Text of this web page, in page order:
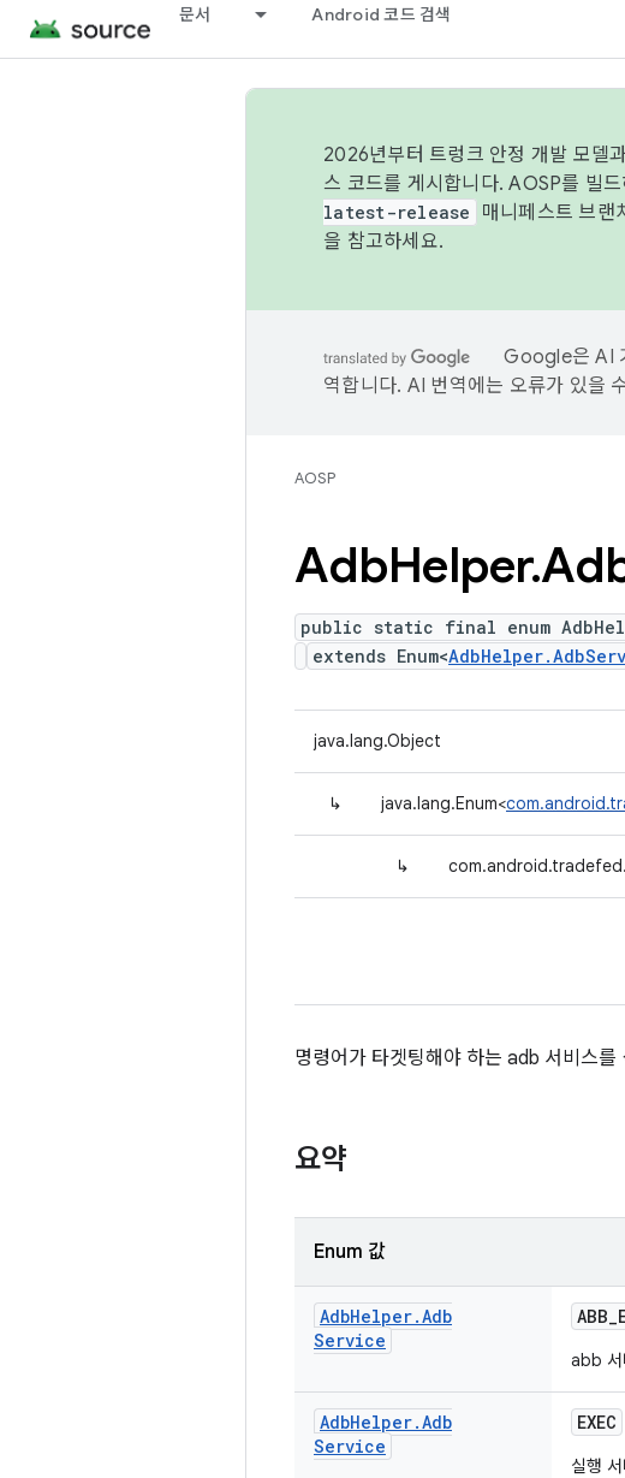
문서 Android 코드 검색
2026년부터 트렁크 안정 개발 모델
스 코드를 게시합니다. AOSP를 빌
latest-release
매니페스트 브랜
을 참고하세요.
Google은 AI
역합니다. AI 번역에는 오류가 있을
AOSP
AdbHelper.
public static final enum
extends Enum<
java.lang.Object
↳ java.lang.Enum<
↳
명령어가 타겟팅해야 하는 adb 서비스를
요약
Enum 값
AdbHelper.Adb
Service
ABB_
abb 서
AdbHelper.Adb
Service
EXEC
실행